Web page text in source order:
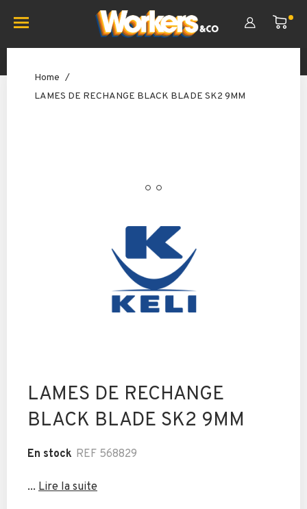
Home
LAMES DE RECHANGE BLACK BLADE SK2 9MM
LAMES DE RECHANGE
BLACK BLADE SK2 9MM
En stock REF 568829
... Lire la suite